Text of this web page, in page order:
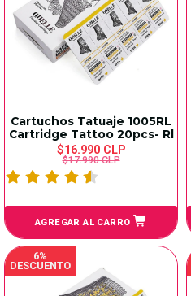
Cartuchos Tatuaje 1005RL
Cartridge Tattoo 20pcs- Rl
$16.990 CLP
$17.990 CLP
AGREGAR AL CARRO
6%
DESCUENTO